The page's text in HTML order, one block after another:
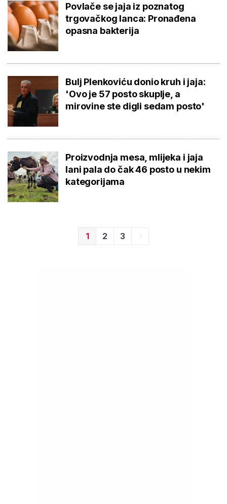
Povlače se jaja iz poznatog
trgovačkog lanca: Pronađena
opasna bakterija
Bulj Plenkoviću donio kruh i jaja:
'Ovo je 57 posto skuplje, a
mirovine ste digli sedam posto'
Proizvodnja mesa, mlijeka i jaja
lani pala do čak 46 posto u nekim
kategorijama
1 2 3